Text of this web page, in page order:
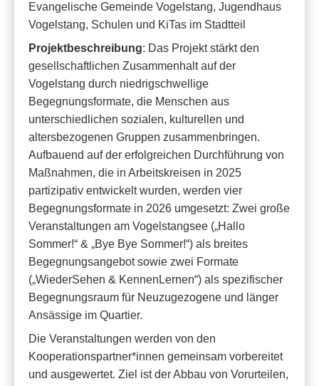
Evangelische Gemeinde Vogelstang, Jugendhaus
Vogelstang, Schulen und KiTas im Stadtteil
Projektbeschreibung: Das Projekt stärkt den
gesellschaftlichen Zusammenhalt auf der
Vogelstang durch niedrigschwellige
Begegnungsformate, die Menschen aus
unterschiedlichen sozialen, kulturellen und
altersbezogenen Gruppen zusammenbringen.
Aufbauend auf der erfolgreichen Durchführung von
Maßnahmen, die in Arbeitskreisen in 2025
partizipativ entwickelt wurden, werden vier
Begegnungsformate in 2026 umgesetzt: Zwei große
Veranstaltungen am Vogelstangsee („Hallo
Sommer!“ & „Bye Bye Sommer!“) als breites
Begegnungsangebot sowie zwei Formate
(„WiederSehen & KennenLernen“) als spezifischer
Begegnungsraum für Neuzugezogene und länger
Ansässige im Quartier.
Die Veranstaltungen werden von den
Kooperationspartner*innen gemeinsam vorbereitet
und ausgewertet. Ziel ist der Abbau von Vorurteilen,